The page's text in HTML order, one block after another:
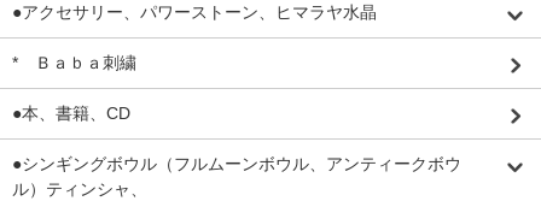
●アクセサリー、パワーストーン、ヒマラヤ水晶
* Ｂａｂａ刺繍
●本、書籍、CD
●シンギングボウル（フルムーンボウル、アンティークボウ
ル）ティンシャ、